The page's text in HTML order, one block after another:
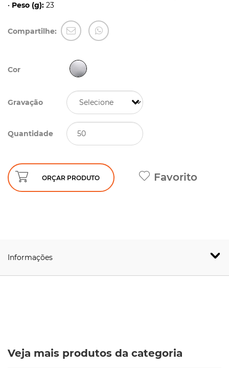
• Peso (g): 23
Compartilhe:
Cor
Gravação
Quantidade
ORÇAR PRODUTO Favorito
Informações
Veja mais produtos da categoria